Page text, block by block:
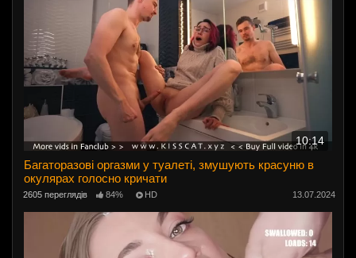
10:14
Багаторазові оргазми у туалеті, змушують красуню в
окулярах голосно кричати
2605 переглядів 84% HD 13.07.2024